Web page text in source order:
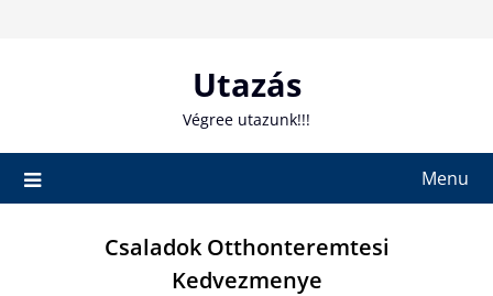
Utazás
Végree utazunk!!!
Menu
Csaladok Otthonteremtesi
Kedvezmenye